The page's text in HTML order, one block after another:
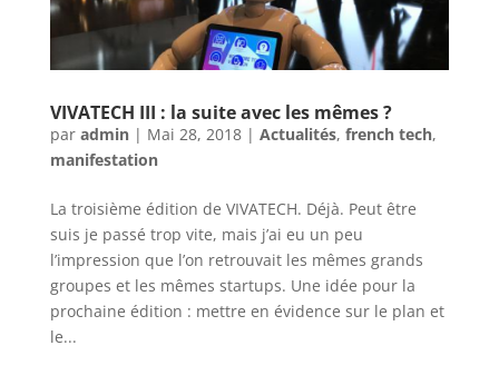
VIVATECH III : la suite avec les mêmes ?
par admin| Mai 28, 2018| Actualités, french tech,
manifestation
La troisième édition de VIVATECH. Déjà. Peut être
suis je passé trop vite, mais j’ai eu un peu
l’impression que l’on retrouvait les mêmes grands
groupes et les mêmes startups. Une idée pour la
prochaine édition : mettre en évidence sur le plan et
le...